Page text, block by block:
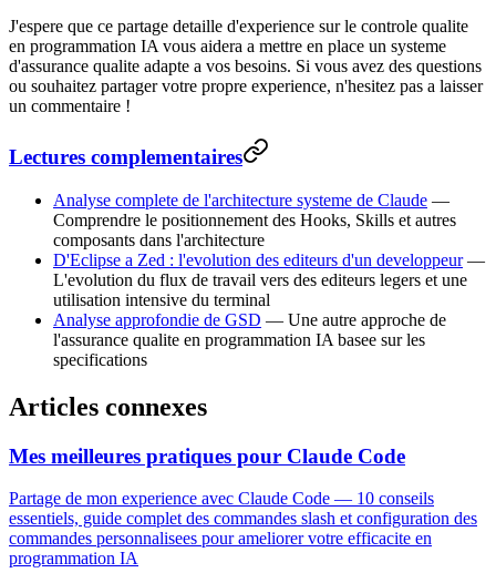
J'espere que ce partage detaille d'experience sur le controle qualite
en programmation IA vous aidera a mettre en place un systeme
d'assurance qualite adapte a vos besoins. Si vous avez des questions
ou souhaitez partager votre propre experience, n'hesitez pas a laisser
un commentaire !
Lectures complementaires
Analyse complete de l'architecture systeme de Claude —
Comprendre le positionnement des Hooks, Skills et autres
composants dans l'architecture
D'Eclipse a Zed : l'evolution des editeurs d'un developpeur—
L'evolution du flux de travail vers des editeurs legers et une
utilisation intensive du terminal
Analyse approfondie de GSD — Une autre approche de
l'assurance qualite en programmation IA basee sur les
specifications
Articles connexes
Mes meilleures pratiques pour Claude Code
Partage de mon experience avec Claude Code — 10 conseils
essentiels, guide complet des commandes slash et configuration des
commandes personnalisees pour ameliorer votre efficacite en
programmation IA